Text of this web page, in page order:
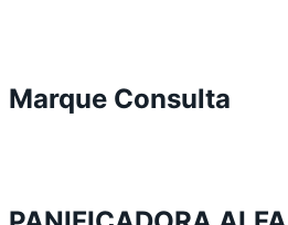
Marque Consulta